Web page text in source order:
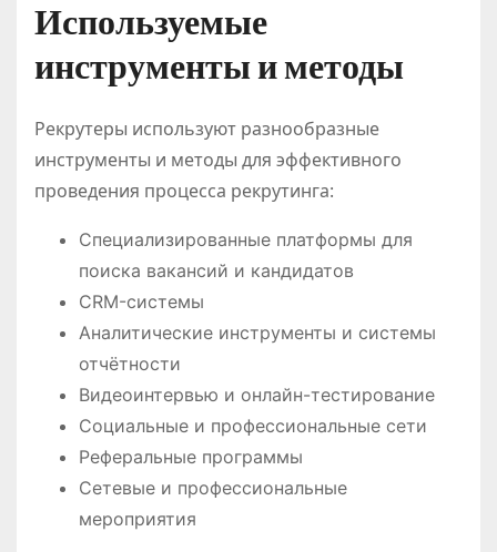
Используемые
инструменты и методы
Рекрутеры используют разнообразные
инструменты и методы для эффективного
проведения процесса рекрутинга:
Специализированные платформы для
поиска вакансий и кандидатов
CRM-системы
Аналитические инструменты и системы
отчётности
Видеоинтервью и онлайн-тестирование
Социальные и профессиональные сети
Реферальные программы
Сетевые и профессиональные
мероприятия